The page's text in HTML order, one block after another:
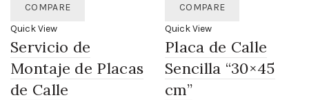
COMPARE
Quick View
Servicio de
Montaje de Placas
de Calle
COMPARE
Quick View
Placa de Calle
Sencilla “30×45
cm”